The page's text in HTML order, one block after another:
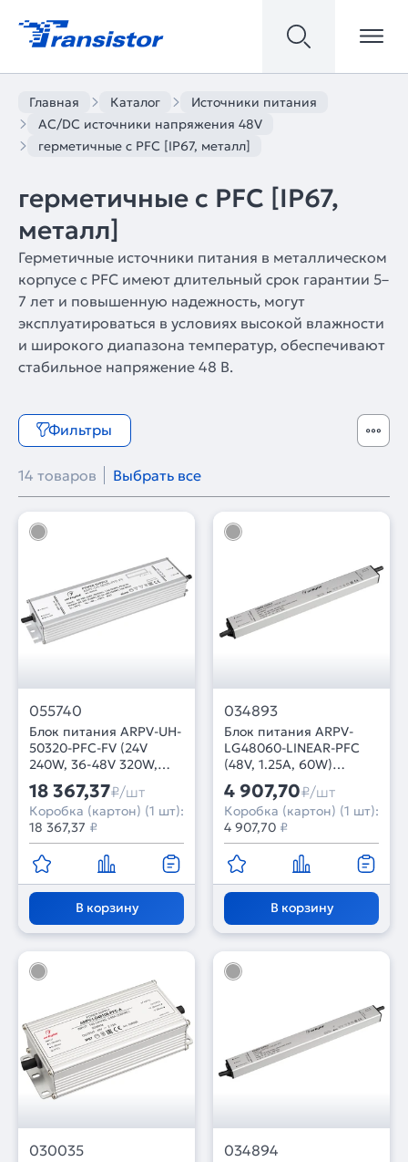
Главная Каталог
Источники питания
AC/DC источники напряжения 48V
герметичные с PFC [IP67, металл]
герметичные с PFC [IP67,
металл]
Герметичные источники питания в металлическом
корпусе с PFC имеют длительный срок гарантии 5–
7 лет и повышенную надежность, могут
эксплуатироваться в условиях высокой влажности
и широкого диапазона температур, обеспечивают
стабильное напряжение 48 В.
Фильтры
14 товаров Выбрать все
055740
Блок питания ARPV-UH-
50320-PFC-FV (24V
240W, 36-48V 320W,
10A) (Arlight, IP67
Металл, 7 лет)
18 367,37₽/шт
Коробка (картон) (1 шт):
18 367,37 ₽
В корзину
034893
Блок питания ARPV-
LG48060-LINEAR-PFC
(48V, 1.25A, 60W)
(Arlight, IP67 Металл, 5
лет)
4 907,70₽/шт
Коробка (картон) (1 шт):
4 907,70 ₽
В корзину
030035 034894